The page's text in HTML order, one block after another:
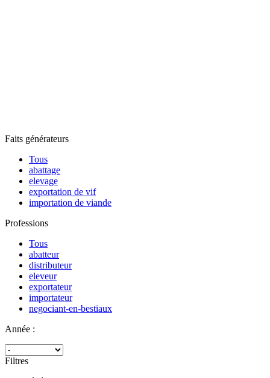
Faits générateurs
Tous
abattage
elevage
exportation de vif
importation de viande
Professions
Tous
abatteur
distributeur
eleveur
exportateur
importateur
negociant-en-bestiaux
Année :
Filtres